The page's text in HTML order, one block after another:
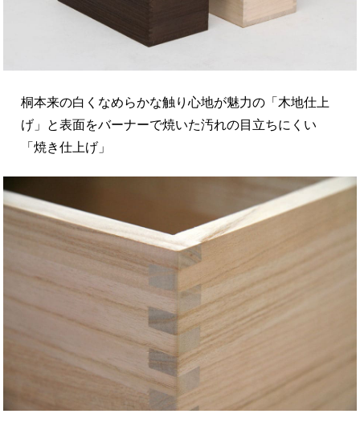
桐本来の白くなめらかな触り心地が魅力の「木地仕上
げ」と表面をバーナーで焼いた汚れの目立ちにくい
「焼き仕上げ」